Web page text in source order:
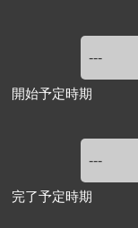
開始予定時期
完了予定時期